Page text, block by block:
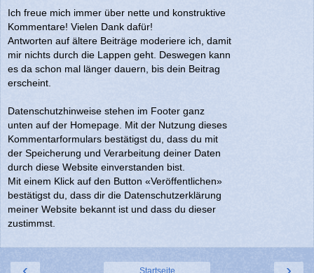
Ich freue mich immer über nette und konstruktive
Kommentare! Vielen Dank dafür!
Antworten auf ältere Beiträge moderiere ich, damit
mir nichts durch die Lappen geht. Deswegen kann
es da schon mal länger dauern, bis dein Beitrag
erscheint.
Datenschutzhinweise stehen im Footer ganz
unten auf der Homepage. Mit der Nutzung dieses
Kommentarformulars bestätigst du, dass du mit
der Speicherung und Verarbeitung deiner Daten
durch diese Website einverstanden bist.
Mit einem Klick auf den Button «Veröffentlichen»
bestätigst du, dass dir die Datenschutzerklärung
meiner Website bekannt ist und dass du dieser
zustimmst.
Startseite